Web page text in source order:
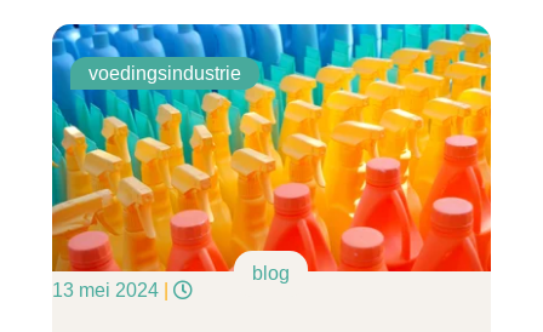
voedingsindustrie
blog
13 mei 2024